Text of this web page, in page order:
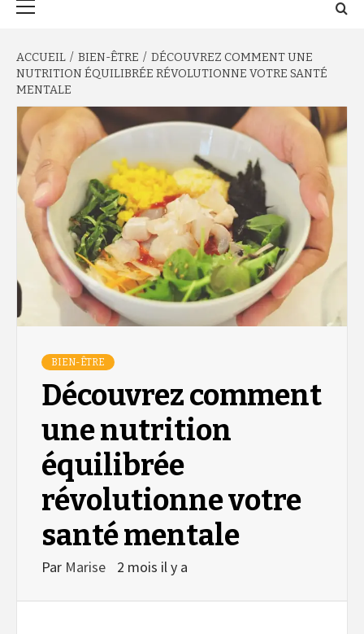
ACCUEIL BIEN-ÊTRE
DÉCOUVREZ COMMENT UNE
NUTRITION ÉQUILIBRÉE RÉVOLUTIONNE VOTRE SANTÉ
MENTALE
BIEN-ÊTRE
Découvrez comment
une nutrition
équilibrée
révolutionne votre
santé mentale
Par Marise 2 mois il y a